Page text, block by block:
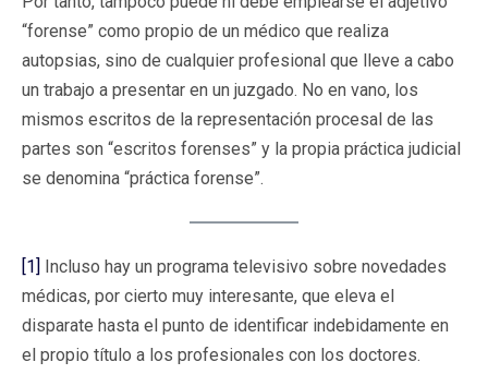
“forense” como propio de un médico que realiza
autopsias, sino de cualquier profesional que lleve a cabo
un trabajo a presentar en un juzgado. No en vano, los
mismos escritos de la representación procesal de las
partes son “escritos forenses” y la propia práctica judicial
se denomina “práctica forense”.
[1]
Incluso hay un programa televisivo sobre novedades
médicas, por cierto muy interesante, que eleva el
disparate hasta el punto de identificar indebidamente en
el propio título a los profesionales con los doctores.